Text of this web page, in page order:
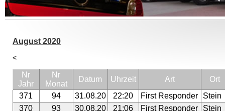
August 2020
<
Nr
Jahr
Nr
Monat
Datum Uhrzeit Art
Ort
371
94 31.08.20 22:20 First Responder
Stein
370
93 30.08.20 21:06 First Responder
Stein